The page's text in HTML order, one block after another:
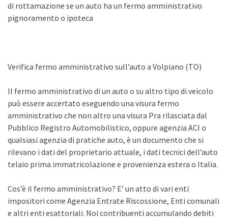
di rottamazione se un auto ha un fermo amministrativo
pignoramento o ipoteca
Verifica fermo amministrativo sull’auto a Volpiano (TO)
Il fermo amministrativo di un auto o su altro tipo di veicolo
può essere accertato eseguendo una visura fermo
amministrativo che non altro una visura Pra rilasciata dal
Pubblico Registro Automobilistico, oppure agenzia ACI o
qualsiasi agenzia di pratiche auto, è un documento che si
rilevano i dati del proprietario attuale, i dati tecnici dell’auto
telaio prima immatricolazione e provenienza estera o Italia.
Cos’è il fermo amministrativo? E’ un atto di vari enti
impositori come Agenzia Entrate Riscossione, Enti comunali
e altri enti esattoriali. Noi contribuenti accumulando debiti